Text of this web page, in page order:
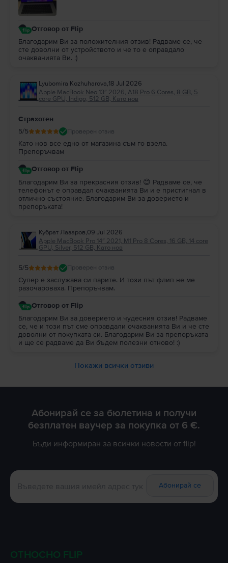
Отговор от Flip
Благодарим Ви за положителния отзив! Радваме се, че
сте доволни от устройството и че то е оправдало
очакванията Ви. :)
Lyubomira Kozhuharova,18 Jul 2026
Apple MacBook Neo 13″ 2026, A18 Pro 6 Cores, 8 GB, 5
core GPU, Indigo, 512 GB, Като нов
Страхотен
5/5 Проверен отзив
Като нов все едно от магазина съм го взела.
Препоръчвам
Отговор от Flip
Благодарим Ви за прекрасния отзив! 😊 Радваме се, че
телефонът е оправдал очакванията Ви и е пристигнал в
отлично състояние. Благодарим Ви за доверието и
препоръката!
Кубрат Лазаров,09 Jul 2026
Apple MacBook Pro 14″ 2021, M1 Pro 8 Cores, 16 GB, 14 core
GPU, Silver, 512 GB, Като нов
5/5 Проверен отзив
Супер е заслужава си парите. И този път флип не ме
разочароваха. Препоръчвам.
Отговор от Flip
Благодарим Ви за доверието и чудесния отзив! Радваме
се, че и този път сме оправдали очакванията Ви и че сте
доволни от покупката си. Благодарим Ви за препоръката
и ще се радваме да Ви бъдем полезни отново! :)
Покажи всички отзиви
Абонирай се за бюлетина и получи
безплатен ваучер за покупка от 6 €.
Бъди информиран за всички новости от flip!
Абонирай се
ОТНОСНО FLIP